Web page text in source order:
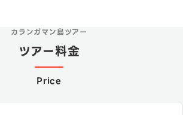
カランガマン島ツアー
ツアー料金
Price